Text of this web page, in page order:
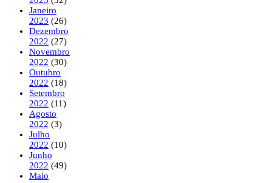
Janeiro
2023 (26)
Dezembro
2022 (27)
Novembro
2022 (30)
Outubro
2022 (18)
Setembro
2022 (11)
Agosto
2022 (3)
Julho
2022 (10)
Junho
2022 (49)
Maio